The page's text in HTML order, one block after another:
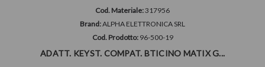
Cod. Materiale:317956
Brand:ALPHA ELETTRONICA SRL
Cod. Prodotto: 96-500-19
ADATT. KEYST. COMPAT. BTICINO MATIX G...